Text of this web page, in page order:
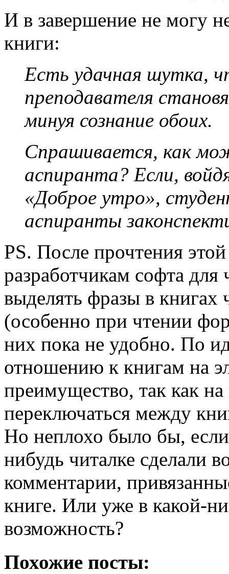
И в завершение не могу
книги:
Есть удачная шутка,
преподавателя
минуя сознание обоих.
Спрашивается, как
аспиранта? Если,
«Доброе утро»,
аспиранты
PS. После прочтения
разработчикам софта
выделять фразы в книгах
(особенно при чтении
них пока не удобно. По
отношению к книгам на
преимущество, так как
переключаться между
Но неплохо было бы,
нибудь читалке сделали
комментарии,
книге. Или уже в какой-
возможность?
Похожие посты: